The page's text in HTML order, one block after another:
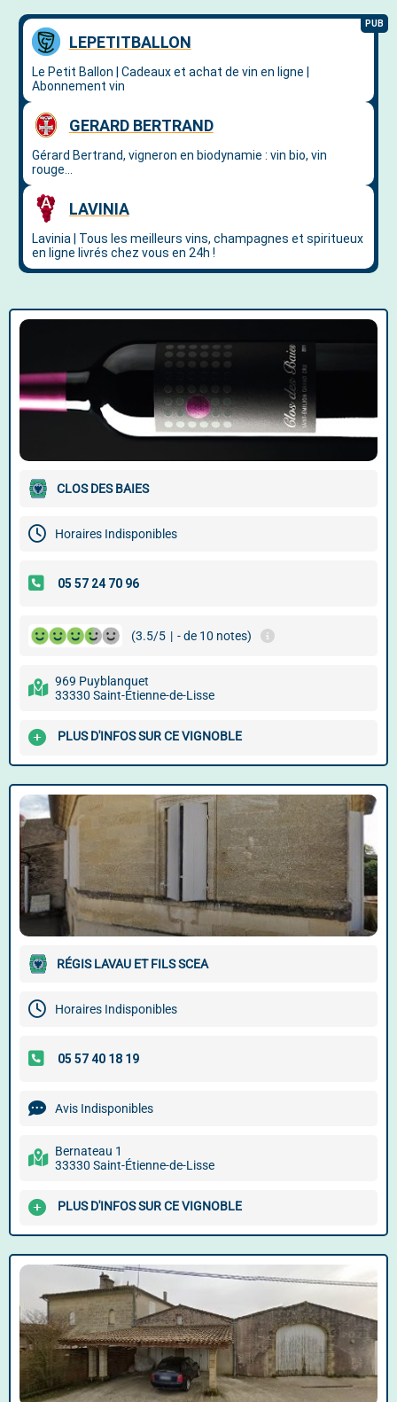
CLOS DES BAIES
Horaires Indisponibles
(3.5/5 | - de 10 notes)
969 Puyblanquet
33330 Saint-Étienne-de-Lisse
PLUS D'INFOS SUR CE VIGNOBLE
RÉGIS LAVAU ET FILS SCEA
Horaires Indisponibles
Avis Indisponibles
Bernateau 1
33330 Saint-Étienne-de-Lisse
PLUS D'INFOS SUR CE VIGNOBLE